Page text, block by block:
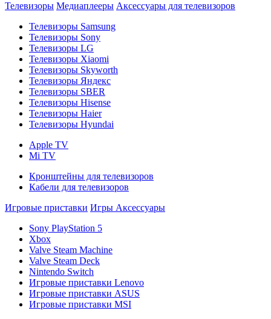
Телевизоры Медиаплееры Аксессуары для телевизоров
Телевизоры Samsung
Телевизоры Sony
Телевизоры LG
Телевизоры Xiaomi
Телевизоры Skyworth
Телевизоры Яндекс
Телевизоры SBER
Телевизоры Hisense
Телевизоры Haier
Телевизоры Hyundai
Apple TV
Mi TV
Кронштейны для телевизоров
Кабели для телевизоров
Игровые приставки Игры Аксессуары
Sony PlayStation 5
Xbox
Valve Steam Machine
Valve Steam Deck
Nintendo Switch
Игровые приставки Lenovo
Игровые приставки ASUS
Игровые приставки MSI